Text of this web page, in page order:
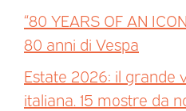
“80 YEARS OF AN
80 anni di Vespa
Estate 2026: il grande
italiana. 15 mostre da